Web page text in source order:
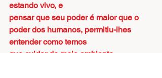
estando vivo, e
pensar que seu poder é maior que o
poder dos humanos, permitiu-lhes
entender como temos
que cuidar do meio ambiente.